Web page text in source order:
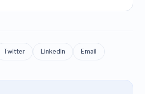
Twitter LinkedIn Email